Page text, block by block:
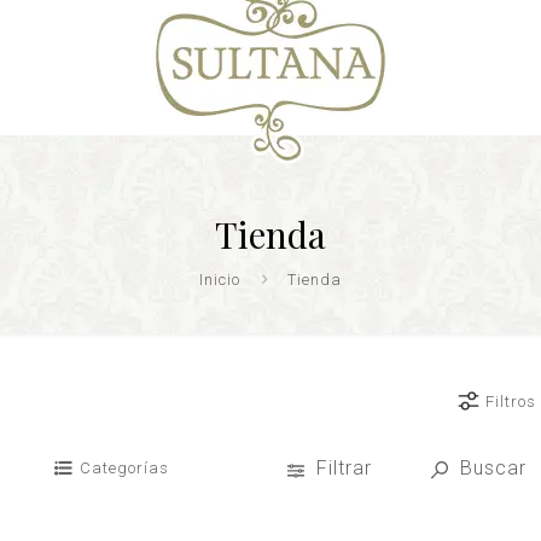
Tienda
Inicio Tienda
Filtros
Categorías Filtrar Buscar